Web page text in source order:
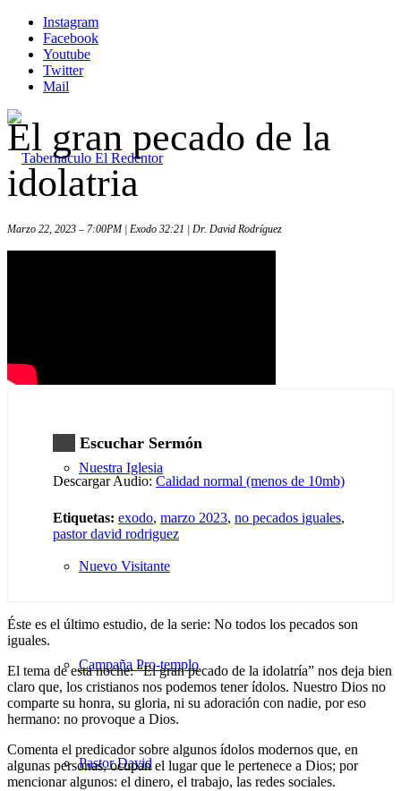
Instagram
Facebook
Youtube
Twitter
Mail
Nuestra Iglesia
Nuevo Visitante
Campaña Pro-templo
Pastor David
El gran pecado de la
idolatria
Marzo 22, 2023 – 7:00PM | Exodo 32:21 | Dr. David Rodríguez
Escuchar Sermón
Descargar Audio: Calidad normal (menos de 10mb)
Etiquetas: exodo, marzo 2023, no pecados iguales,
pastor david rodriguez
Éste es el último estudio, de la serie: No todos los pecados son
iguales.
El tema de esta noche: “El gran pecado de la idolatría” nos deja bien
claro que, los cristianos nos podemos tener ídolos. Nuestro Dios no
comparte su honra, su gloria, ni su adoración con nadie, por eso
hermano: no provoque a Dios.
Comenta el predicador sobre algunos ídolos modernos que, en
algunas personas, ocupan el lugar que le pertenece a Dios; por
mencionar algunos: el dinero, el trabajo, las redes sociales.